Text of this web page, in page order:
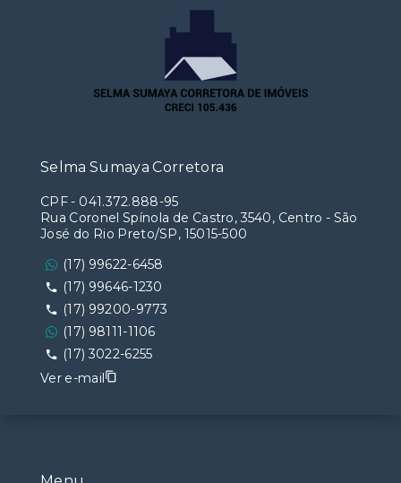
Selma Sumaya Corretora
CPF- 041.372.888-95
Rua Coronel Spínola de Castro, 3540, Centro - São
José do Rio Preto/SP, 15015-500
(17) 99622-6458
(17) 99646-1230
(17) 99200-9773
(17) 98111-1106
(17) 3022-6255
Ver e-mail